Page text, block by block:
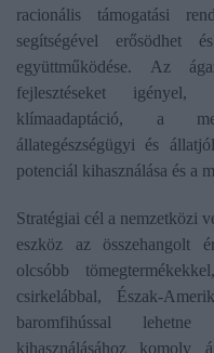
racionális támogatási
segítségével erősödhet
együttműködése. Az
fejlesztéseket igényel,
klímaadaptáció, a
állategészségügyi és
potenciál kihasználása és a
Stratégiai cél a nemzetközi
eszköz az összehangolt
olcsóbb
csirkelábbal, Észak-
baromfihússal
kihasználásához